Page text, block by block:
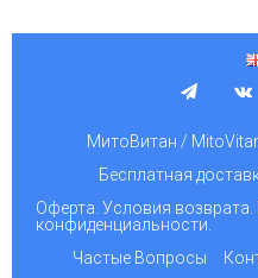
МитоВитан /
Бесплатная
Оферта. Условия возврата.
конфиденциальности.
Частые Вопросы